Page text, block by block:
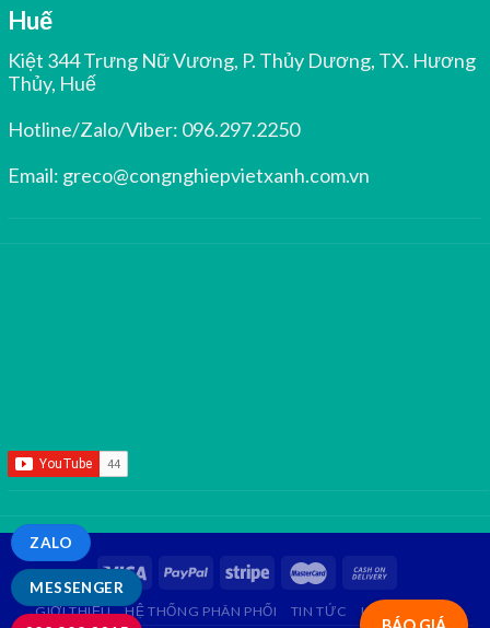
MESSENGER
ZALO
Huế
Kiệt 344 Trưng Nữ Vương, P. Thủy Dương, TX. Hương
Thủy, Huế
Hotline/Zalo/Viber: 096.297.2250
Email: greco@congnghiepvietxanh.com.vn
GIỚI THIỆU HỆ THỐNG PHÂN PHỐI TIN TỨC LIÊN HỆ